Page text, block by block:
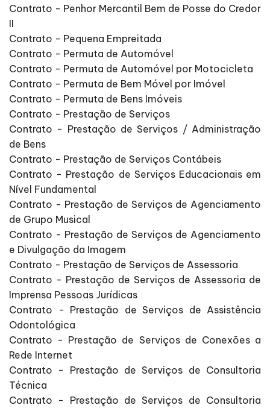
Contrato - Penhor Mercantil Bem de Posse do Credor
II
Contrato - Pequena Empreitada
Contrato - Permuta de Automóvel
Contrato - Permuta de Automóvel por Motocicleta
Contrato - Permuta de Bem Móvel por Imóvel
Contrato - Permuta de Bens Imóveis
Contrato - Prestação de Serviços
Contrato - Prestação de Serviços / Administração
de Bens
Contrato - Prestação de Serviços Contábeis
Contrato - Prestação de Serviços Educacionais em
Nível Fundamental
Contrato - Prestação de Serviços de Agenciamento
de Grupo Musical
Contrato - Prestação de Serviços de Agenciamento
e Divulgação da Imagem
Contrato - Prestação de Serviços de Assessoria
Contrato - Prestação de Serviços de Assessoria de
Imprensa Pessoas Jurídicas
Contrato - Prestação de Serviços de Assistência
Odontológica
Contrato - Prestação de Serviços de Conexões a
Rede Internet
Contrato - Prestação de Serviços de Consultoria
Técnica
Contrato - Prestação de Serviços de Consultoria